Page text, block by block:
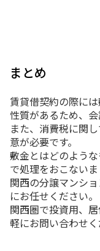
まとめ
賃貸借契約の際に
性質があるため、会
また、消費税に関
意が必要です。
敷金とはどのよう
で処理をおこないま
関西の分譲マンシ
にお任せください。
関西圏で投資用、
軽にお問い合わせく